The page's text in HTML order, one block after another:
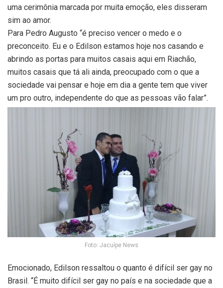
uma cerimônia marcada por muita emoção, eles disseram
sim ao amor.
Para Pedro Augusto “é preciso vencer o medo e o
preconceito. Eu e o Edilson estamos hoje nos casando e
abrindo as portas para muitos casais aqui em Riachão,
muitos casais que tá ali ainda, preocupado com o que a
sociedade vai pensar e hoje em dia a gente tem que viver
um pro outro, independente do que as pessoas vão falar”.
Foto: Jacuípe News
Emocionado, Edilson ressaltou o quanto é difícil ser gay no
Brasil. “É muito difícil ser gay no país e na sociedade que a